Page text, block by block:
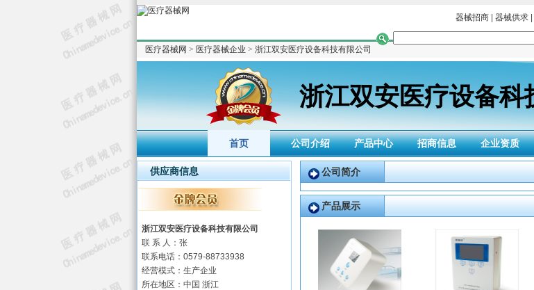
器械招商 器械供求
医疗器械网 > 医疗器械企业 > 浙江双安医疗设备科技有限公司
浙江双安医疗设备科
首页 公司介绍 产品中心 招商信息 企业资质
供应商信息
浙江双安医疗设备科技有限公司
联 系 人：张
联系电话：0579-88733938
经营模式：生产企业
所在地区：中国 浙江
公司简介
产品展示